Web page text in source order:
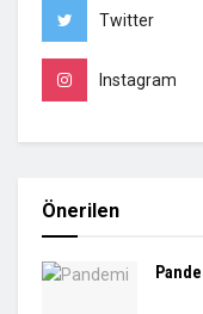
Twitter
Instagram
Önerilen